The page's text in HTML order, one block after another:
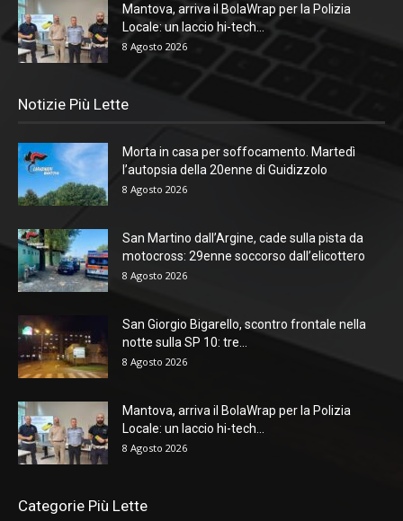
Mantova, arriva il BolaWrap per la Polizia
Locale: un laccio hi-tech...
8 Agosto 2026
Notizie Più Lette
Morta in casa per soffocamento. Martedì
l’autopsia della 20enne di Guidizzolo
8 Agosto 2026
San Martino dall’Argine, cade sulla pista da
motocross: 29enne soccorso dall’elicottero
8 Agosto 2026
San Giorgio Bigarello, scontro frontale nella
notte sulla SP 10: tre...
8 Agosto 2026
Mantova, arriva il BolaWrap per la Polizia
Locale: un laccio hi-tech...
8 Agosto 2026
Categorie Più Lette